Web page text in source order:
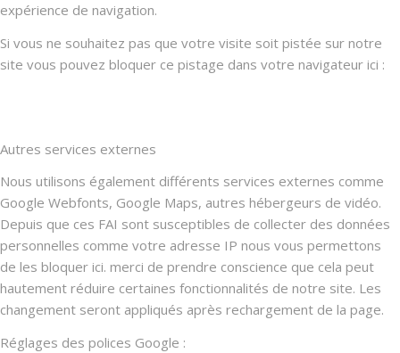
expérience de navigation.
Si vous ne souhaitez pas que votre visite soit pistée sur notre
site vous pouvez bloquer ce pistage dans votre navigateur ici :
Autres services externes
Nous utilisons également différents services externes comme
Google Webfonts, Google Maps, autres hébergeurs de vidéo.
Depuis que ces FAI sont susceptibles de collecter des données
personnelles comme votre adresse IP nous vous permettons
de les bloquer ici. merci de prendre conscience que cela peut
hautement réduire certaines fonctionnalités de notre site. Les
changement seront appliqués après rechargement de la page.
Réglages des polices Google :